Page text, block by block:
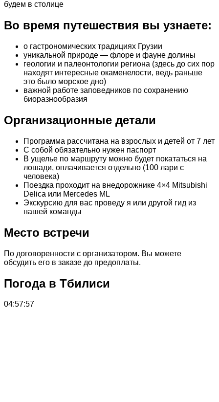
будем в столице
Во время путешествия вы узнаете:
о гастрономических традициях Грузии
уникальной природе — флоре и фауне долины
геологии и палеонтологии региона (здесь до сих пор
находят интересные окаменелости, ведь раньше
это было морское дно)
важной работе заповедников по сохранению
биоразнообразия
Организационные детали
Программа рассчитана на взрослых и детей от 7 лет
С собой обязательно нужен паспорт
В ущелье по маршруту можно будет покататься на
лошади, оплачивается отдельно (100 лари с
человека)
Поездка проходит на внедорожнике 4×4 Mitsubishi
Delica или Mercedes ML
Экскурсию для вас проведу я или другой гид из
нашей команды
Место встречи
По договоренности с организатором. Вы можете
обсудить его в заказе до предоплаты.
Погода в Тбилиси
04:57:57